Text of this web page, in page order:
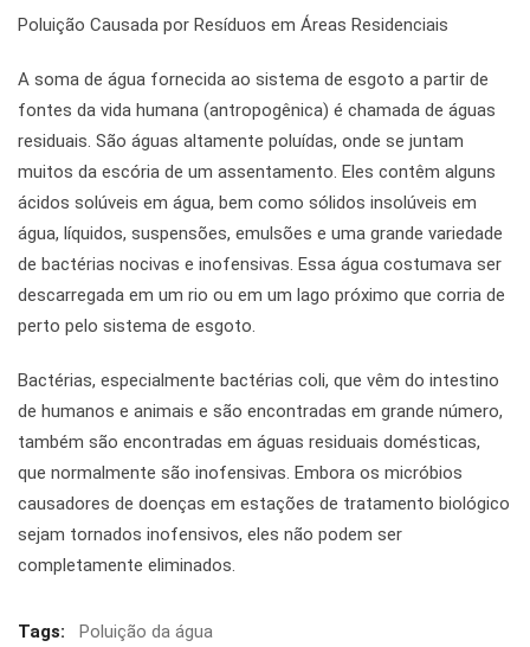
Poluição Causada por Resíduos em Áreas Residenciais
A soma de água fornecida ao sistema de esgoto a partir de
fontes da vida humana (antropogênica) é chamada de águas
residuais. São águas altamente poluídas, onde se juntam
muitos da escória de um assentamento. Eles contêm alguns
ácidos solúveis em água, bem como sólidos insolúveis em
água, líquidos, suspensões, emulsões e uma grande variedade
de bactérias nocivas e inofensivas. Essa água costumava ser
descarregada em um rio ou em um lago próximo que corria de
perto pelo sistema de esgoto.
Bactérias, especialmente bactérias coli, que vêm do intestino
de humanos e animais e são encontradas em grande número,
também são encontradas em águas residuais domésticas,
que normalmente são inofensivas. Embora os micróbios
causadores de doenças em estações de tratamento biológico
sejam tornados inofensivos, eles não podem ser
completamente eliminados.
Tags: Poluição da água